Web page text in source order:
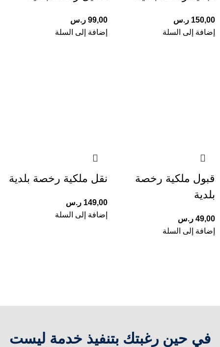
150,00 ر.س
إضافة إلى السلة
99,00 ر.س
إضافة إلى السلة
قبول ملكية رخصة
بلدية
49,00 ر.س
إضافة إلى السلة
نقل ملكية رخصة بلدية
149,00 ر.س
إضافة إلى السلة
في حين رغبتك بتنفيذ خدمة ليست